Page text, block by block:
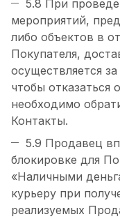
5.8 При
мероприятий,
либо объектов в
Покупателя,
осуществляется
чтобы отказаться
необходимо
Контакты.
5.9 Продавец
блокировке для
«Наличными
курьеру при
реализуемых